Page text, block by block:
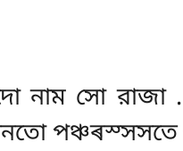
নাম সো রাজা
পঞ্চৰস্সসতে